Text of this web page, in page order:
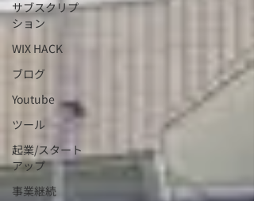
サブスクリプ
ション
WIX HACK
ブログ
Youtube
ツール
起業/スタート
アップ
事業継続